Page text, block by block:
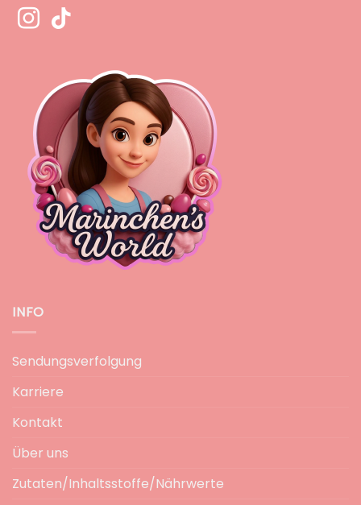
INFO
Sendungsverfolgung
Karriere
Kontakt
Über uns
Zutaten/Inhaltsstoffe/Nährwerte